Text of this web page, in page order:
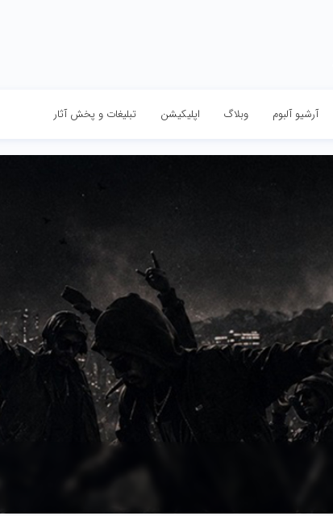
آرشیو آلبوم وبلاگ اپلیکیشن تبلیغات و پخش آثار